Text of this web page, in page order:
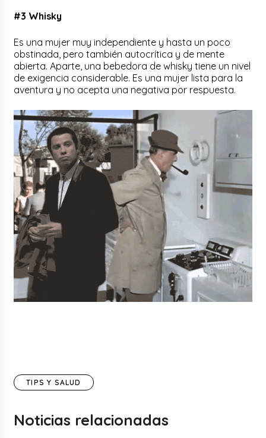
#3 Whisky
Es una mujer muy independiente y hasta un poco
obstinada, pero también autocrítica y de mente
abierta. Aparte, una bebedora de whisky tiene un nivel
de exigencia considerable. Es una mujer lista para la
aventura y no acepta una negativa por respuesta.
TIPS Y SALUD
Noticias relacionadas